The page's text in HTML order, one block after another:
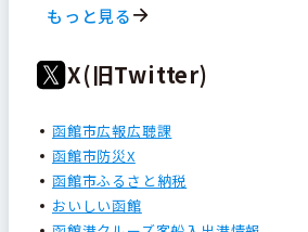
もっと見る
X(旧Twitter)
函館市広報広聴課
函館市防災X
函館市ふるさと納税
おいしい函館